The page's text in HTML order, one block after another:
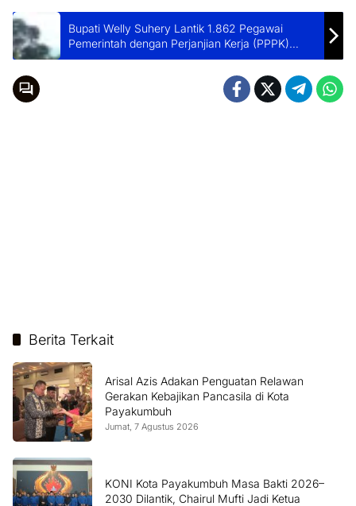
Bupati Welly Suhery Lantik 1.862 Pegawai
Pemerintah dengan Perjanjian Kerja (PPPK)
Paruh Waktu
Berita Terkait
Arisal Azis Adakan Penguatan Relawan
Gerakan Kebajikan Pancasila di Kota
Payakumbuh
Jumat, 7 Agustus 2026
KONI Kota Payakumbuh Masa Bakti 2026–
2030 Dilantik, Chairul Mufti Jadi Ketua